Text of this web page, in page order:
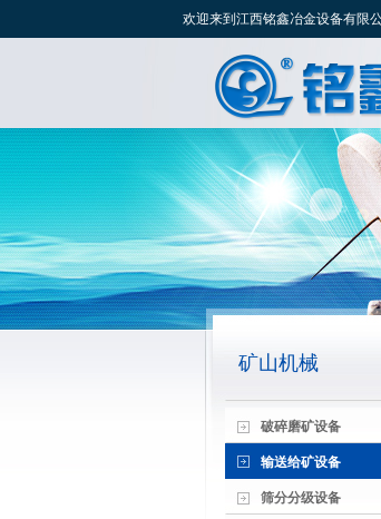
欢迎来到江西铭鑫冶金设备有限
矿山机械
破碎磨矿设备
输送给矿设备
筛分分级设备